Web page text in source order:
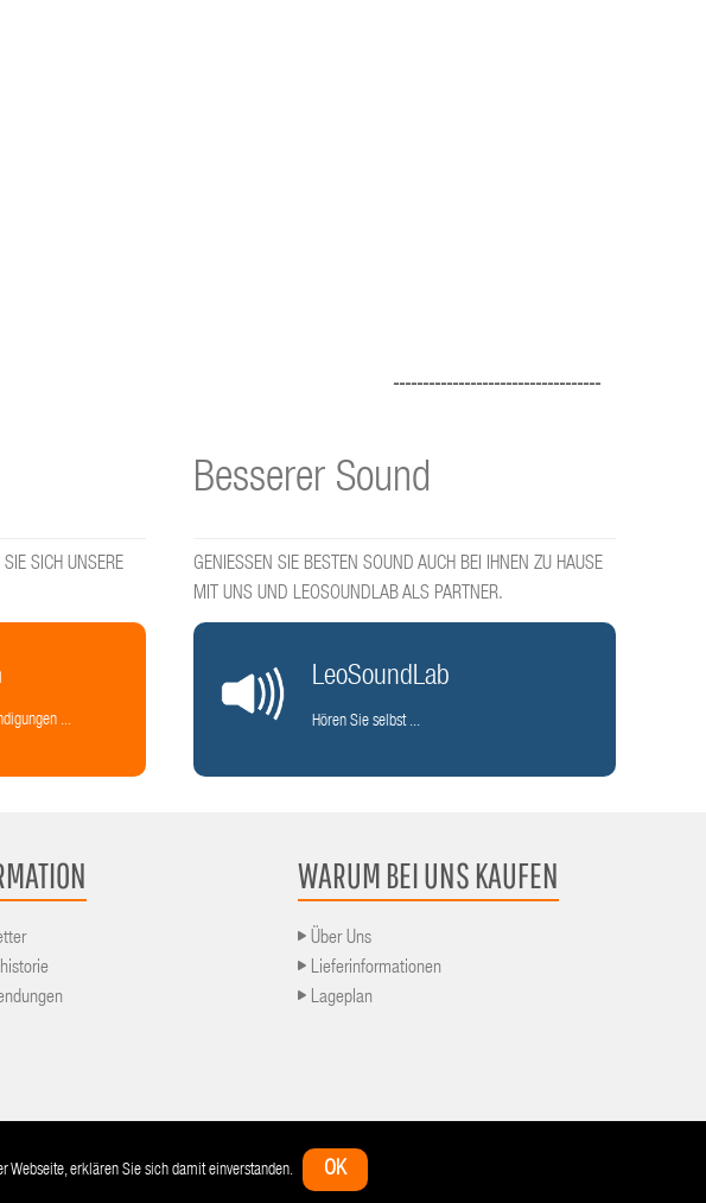
-----------------------------------
Besserer Sound
SICH UNSERE
GENIESSEN SIE BESTEN SOUND AUCH BEI IHNEN ZU HAUSE
MIT UNS UND LEOSOUNDLAB ALS PARTNER.
...
LeoSoundLab
Hören Sie selbst ...
WARUM BEI UNS KAUFEN
Über Uns
Lieferinformationen
Lageplan
Bestellvorgang
Webseite, erklären Sie sich damit einverstanden. OK